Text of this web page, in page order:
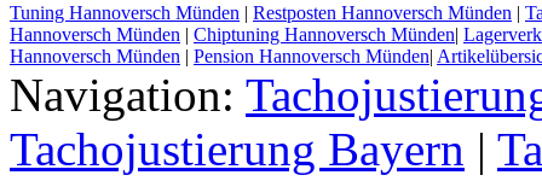
Tuning Hannoversch Münden | Restposten Hannoversch Münden |
Hannoversch Münden | Chiptuning Hannoversch Münden|
Hannoversch Münden | Pension Hannoversch Münden|
Navigation:
Tachojustierung Bayern |